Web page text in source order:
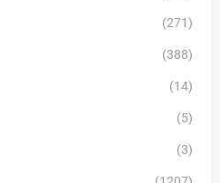
(271)
(388)
(14)
(5)
(3)